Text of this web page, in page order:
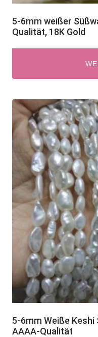
5-6mm weißer
Qualität, 18K Gold
5-6mm Weiße
AAAA-Qualität